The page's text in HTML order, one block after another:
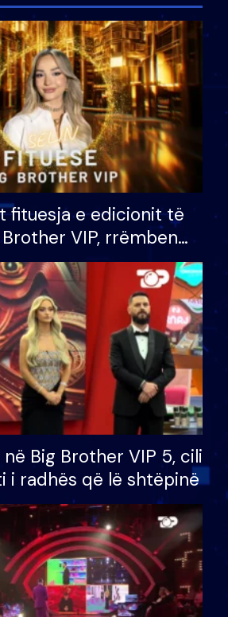
fituesja e edicionit të
VIP, rrëmben
prej 100 mijë eurosh
Big Brother VIP 5, cili
i radhës që lë shtëpinë